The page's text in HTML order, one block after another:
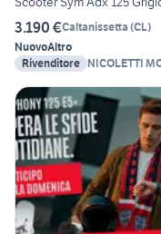
3.190 €Caltanissetta (CL)
NuovoAltro
Rivenditore NICOLETTI